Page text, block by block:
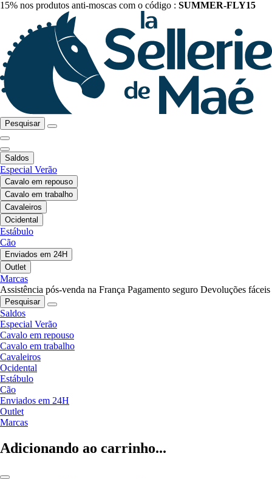
15% nos produtos anti-moscas com o código : SUMMER-FLY15
Pesquisar
Saldos
Especial Verão
Cavalo em repouso
Cavalo em trabalho
Cavaleiros
Ocidental
Estábulo
Cão
Enviados em 24H
Outlet
Marcas
Assistência pós-venda na França Pagamento seguro Devoluções fáceis
Pesquisar
Saldos
Especial Verão
Cavalo em repouso
Cavalo em trabalho
Cavaleiros
Ocidental
Estábulo
Cão
Enviados em 24H
Outlet
Marcas
Adicionando ao carrinho...